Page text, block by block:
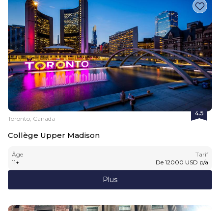
4.5
Toronto, Canada
Collège Upper Madison
Âge
11+
Tarif
De 12000 USD p/a
Plus